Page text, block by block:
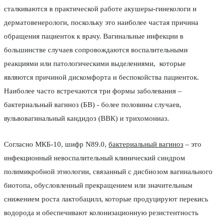
сталкиваются в практической работе акушеры-гинекологи и
дерматовенерологи, поскольку это наиболее частая причина
обращения пациенток к врачу. Вагинальные инфекции в
большинстве случаев сопровождаются воспалительными
реакциями или патологическими выделениями, которые
являются причиной дискомфорта и беспокойства пациенток.
Наиболее часто встречаются три формы заболевания –
бактериальный вагиноз (БВ) - более половины случаев,
вульвовагинальный кандидоз (ВВК) и трихомониаз.
Согласно МКБ-10, шифр N89.0, бактериальный вагиноз – это
инфекционный невоспалительный клинический синдром
полимикробной этиологии, связанный с дисбиозом вагинального
биотопа, обусловленный прекращением или значительным
снижением роста лактобацилл, которые продуцируют перекись
водорода и обеспечивают колонизационную резистентность